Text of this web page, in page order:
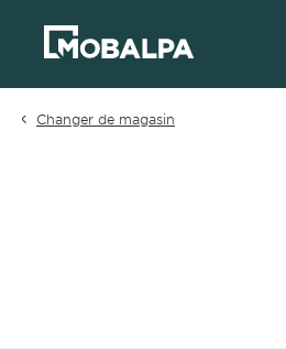
Changer de magasin